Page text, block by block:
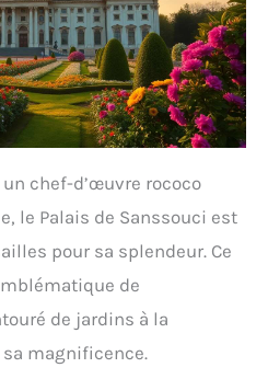
chef-d’œuvre rococo
le Palais de Sanssouci est
pour sa splendeur. Ce
de
de jardins à la
magnificence.